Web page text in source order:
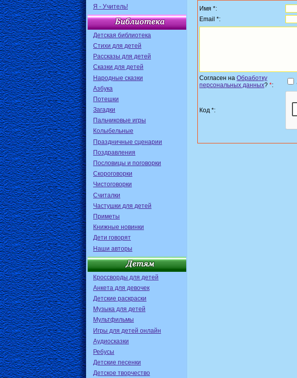
Я - Учитель!
Детская библиотека
Стихи для детей
Рассказы для детей
Сказки для детей
Народные сказки
Азбука
Потешки
Загадки
Пальчиковые игры
Колыбельные
Праздничные сценарии
Поздравления
Пословицы и поговорки
Скороговорки
Чистоговорки
Считалки
Частушки для детей
Приметы
Книжные новинки
Дети говорят
Наши авторы
Кроссворды для детей
Анкета для девочек
Детские раскраски
Музыка для детей
Мультфильмы
Игры для детей онлайн
Аудиосказки
Ребусы
Детские песенки
Детское творчество
Имя *:
Email *:
Согласен на Обработку
персональных данных? *:
Код *: